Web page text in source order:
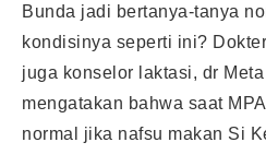
Bunda jadi bertanya-tanya
kondisinya seperti ini?
juga konselor laktasi, dr
mengatakan bahwa saat
normal jika nafsu makan Si